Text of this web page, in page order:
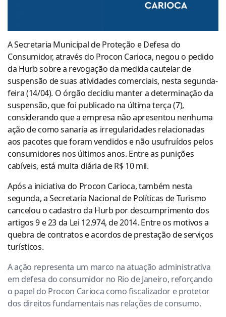
A Secretaria Municipal de Proteção e Defesa do
Consumidor, através do Procon Carioca, negou o pedido
da Hurb sobre a revogação da medida cautelar de
suspensão de suas atividades comerciais, nesta segunda-
feira (14/04). O órgão decidiu manter a determinação da
suspensão, que foi publicado na última terça (7),
considerando que a empresa não apresentou nenhuma
ação de como sanaria as irregularidades relacionadas
aos pacotes que foram vendidos e não usufruídos pelos
consumidores nos últimos anos. Entre as punições
cabíveis, está multa diária de R$ 10 mil.
Após a iniciativa do Procon Carioca, também nesta
segunda, a Secretaria Nacional de Políticas de Turismo
cancelou o cadastro da Hurb por descumprimento dos
artigos 9 e 23 da Lei 12.974, de 2014. Entre os motivos a
quebra de contratos e acordos de prestação de serviços
turísticos.
A ação representa um marco na atuação administrativa
em defesa do consumidor no Rio de Janeiro, reforçando
o papel do Procon Carioca como fiscalizador e protetor
dos direitos fundamentais nas relações de consumo.